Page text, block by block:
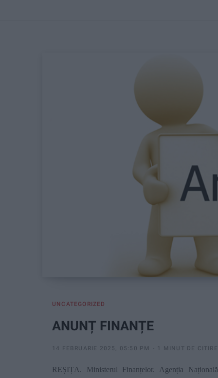
UNCATEGORIZED
ANUNȚ FINANȚE
14 FEBRUARIE 2025, 05:50 PM 1 MINUT DE CITIRE
REȘIȚA. Ministerul Finanțelor. Agenția